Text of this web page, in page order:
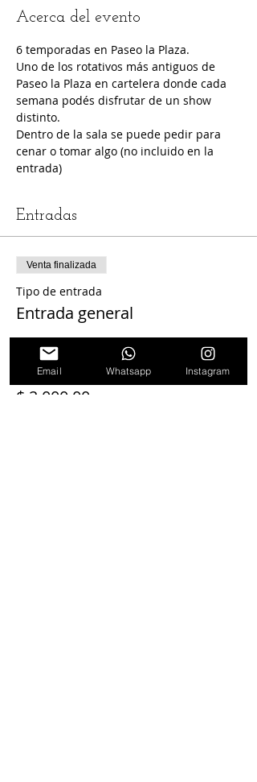
Acerca del evento
6 temporadas en Paseo la Plaza.
Uno de los rotativos más antiguos de
Paseo la Plaza en cartelera donde cada
semana podés disfrutar de un show
distinto.
Dentro de la sala se puede pedir para
cenar o tomar algo (no incluido en la
entrada)
Entradas
Venta finalizada
Tipo de entrada
Entrada general
Leer más
Precio
$ 2.000,00
Email Whatsapp Instagram